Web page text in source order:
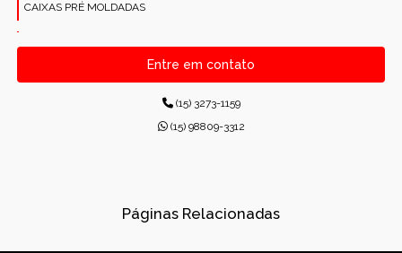
CAIXAS PRÉ MOLDADAS
CANALETAS PRÉ-MOLDADAS RETANGULARES
CONCRETO PARA CONSTRUÇÕES
CONCRETO USINADO INDUSTRIAL
Entre em contato
(15) 3273-1159
(15) 98809-3312
Páginas Relacionadas